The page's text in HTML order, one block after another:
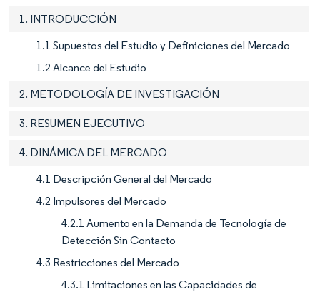
1. INTRODUCCIÓN
1.1 Supuestos del Estudio y Definiciones del Mercado
1.2 Alcance del Estudio
2. METODOLOGÍA DE INVESTIGACIÓN
3. RESUMEN EJECUTIVO
4. DINÁMICA DEL MERCADO
4.1 Descripción General del Mercado
4.2 Impulsores del Mercado
4.2.1 Aumento en la Demanda de Tecnología de
Detección Sin Contacto
4.3 Restricciones del Mercado
4.3.1 Limitaciones en las Capacidades de